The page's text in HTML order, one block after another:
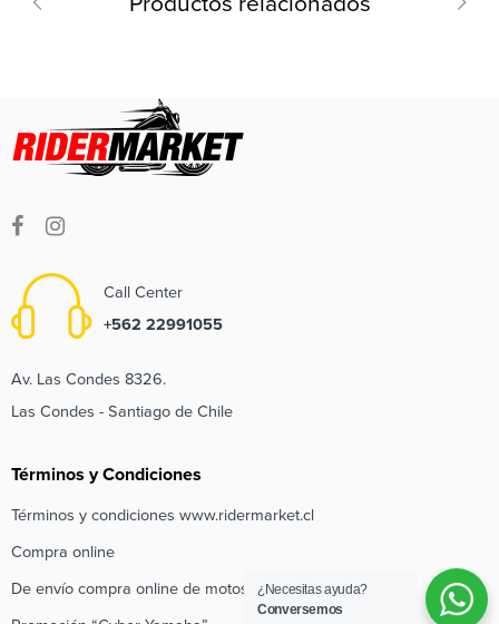
Call Center
+562 22991055
Av. Las Condes 8326.
Las Condes - Santiago de Chile
Términos y Condiciones
Términos y condiciones www.ridermarket.cl
Compra online
De envío compra online de motos e inscripción de regalo
¿Necesitas ayuda?
Conversemos